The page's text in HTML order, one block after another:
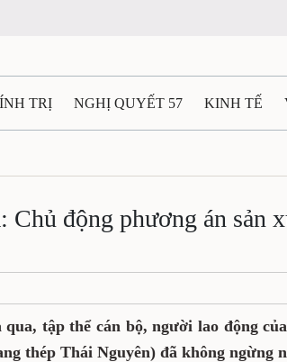
TRỊ NGHỊ QUYẾT 57 KINH TẾ
- MÔI TRƯỜNG THỂ THAO
động phương án sản
tập thể cán bộ, người lao động
thép Thái Nguyên) đã không ngừng